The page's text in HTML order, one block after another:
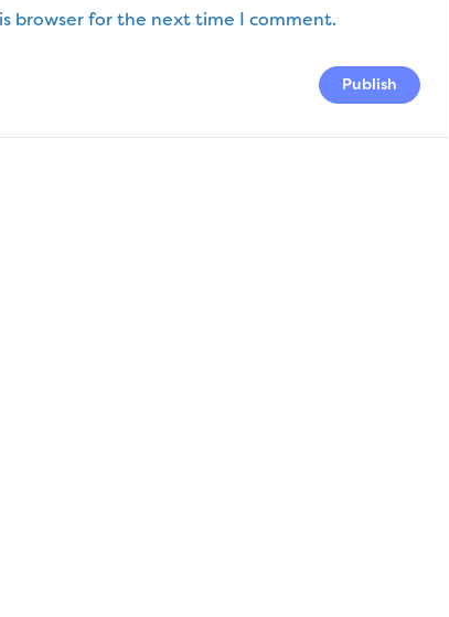
browser for the next time I comment.